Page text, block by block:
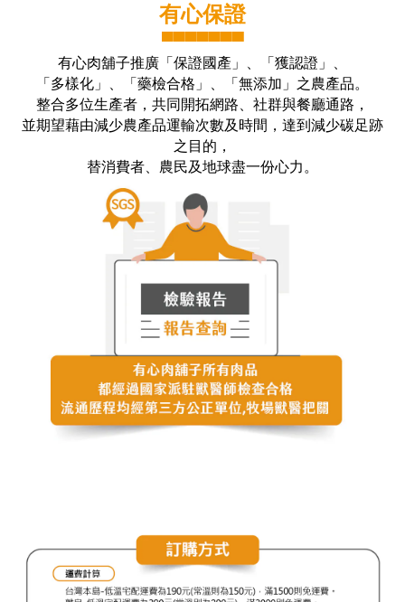
有心保證
▀▀▀▀▀▀▀
有心肉舖子推廣「保證國產」、「獲認證」、
「多樣化」、「藥檢合格」、「無添加」之農產品。
整合多位生產者，共同開拓網路、社群與餐廳通路，
並期望藉由減少農產品運輸次數及時間，達到減少碳足跡
之目的，
替消費者、農民及地球盡一份心力。